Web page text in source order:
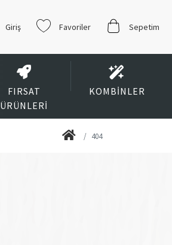
Giriş Favoriler Sepetim
FIRSAT
ÜRÜNLERI
KOMBINLER
404